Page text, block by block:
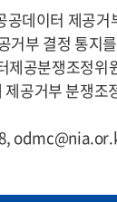
공데이터 제공거
거부 결정 통지
제공분쟁조정위
공거부 분쟁조